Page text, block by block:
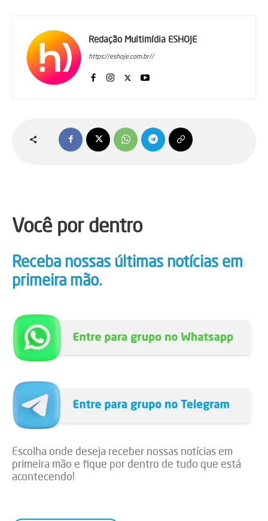
Redação Multimídia ESHOJE
https://eshoje.com.br//
Você por dentro
Receba nossas últimas notícias em
primeira mão.
Escolha onde deseja receber nossas notícias em
primeira mão e fique por dentro de tudo que está
acontecendo!